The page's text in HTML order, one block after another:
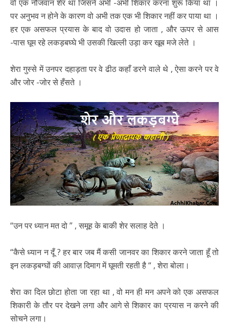
वो एक नौजवान शेर था जिसने अभी -अभी शिकार करना शुरू किया था ।
पर अनुभव न होने के कारण वो अभी तक एक भी शिकार नहीं कर पाया था ।
हर एक असफल प्रयास के बाद वो उदास हो जाता , और ऊपर से आस
-पास घूम रहे लकड़बघ्घे भी उसकी खिल्ली उड़ा कर खूब मजे लेते ।
शेरा गुस्से में उनपर दहाड़ता पर वे ढीठ कहाँ डरने वाले थे , ऐसा करने पर वे
और जोर -जोर से हँसते ।
“उन पर ध्यान मत दो ” , समूह के बाकी शेर सलाह देते ।
“कैसे ध्यान न दूँ ? हर बार जब मैं कसी जानवर का शिकार करने जाता हूँ तो
इन लकड़बग्घों की आवाज़ दिमाग में घूमती रहती है “ , शेरा बोला।
शेरा का दिल छोटा होता जा रहा था , वो मन ही मन अपने को एक असफल
शिकारी के तौर पर देखने लगा और आगे से शिकार का प्रयास न करने की
सोचने लगा।